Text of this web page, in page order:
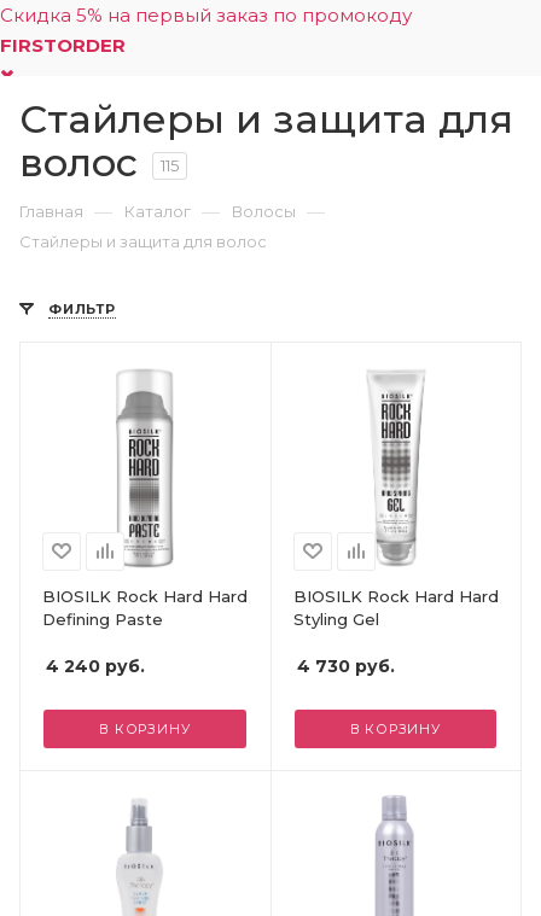
Скидка 5% на первый заказ по промокоду
FIRSTORDER
Стайлеры и защита для
волос
115
Главная — Каталог — Волосы —
Стайлеры и защита для волос
ФИЛЬТР
BIOSILK Rock Hard Hard
Defining Paste
4 240 руб.
В КОРЗИНУ
BIOSILK Rock Hard Hard
Styling Gel
4 730руб.
В КОРЗИНУ